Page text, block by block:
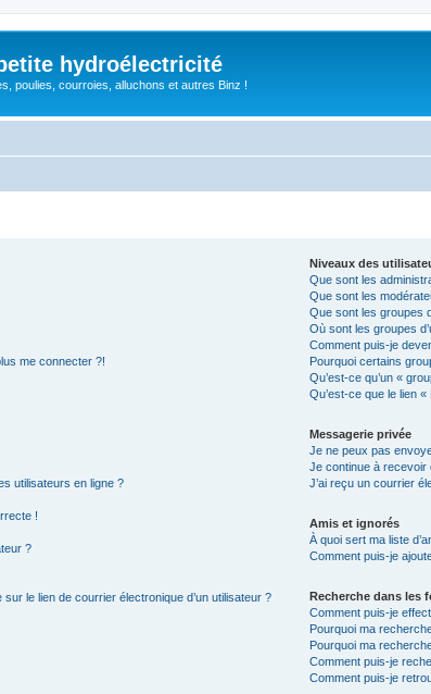
hydroélectricité
poulies, courroies, alluchons et autres Binz !
me connecter ?!
utilisateurs en ligne ?
!
?
le lien de courrier électronique d’un utilisateur ?
Niveaux des
Que sont les
Que sont les
Que sont les groupes
Où sont les groupes
Comment puis-je
Pourquoi certains
Qu’est-ce qu’un «
Qu’est-ce que le lien «
Messagerie privée
Je ne peux pas
Je continue à recevoir
J’ai reçu un courrier
Amis et ignorés
À quoi sert ma liste
Comment puis-je
Recherche dans les
Comment puis-je
Pourquoi ma
Pourquoi ma
Comment puis-je
Comment puis-je